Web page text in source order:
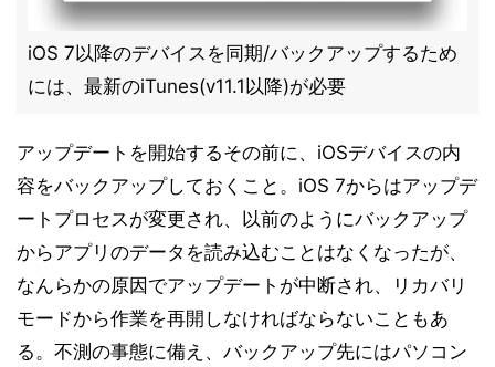
iOS 7以降のデバイスを同期/バックアップするため
には、最新のiTunes(v11.1以降)が必要
アップデートを開始するその前に、iOSデバイスの内
容をバックアップしておくこと。iOS 7からはアップデ
ートプロセスが変更され、以前のようにバックアップ
からアプリのデータを読み込むことはなくなったが、
なんらかの原因でアップデートが中断され、リカバリ
モードから作業を再開しなければならないこともあ
る。不測の事態に備え、バックアップ先にはパソコン